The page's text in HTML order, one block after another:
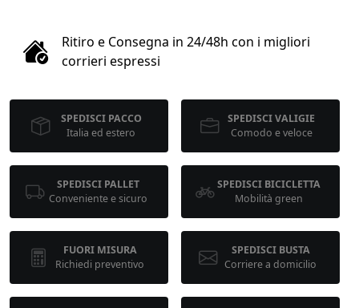
kg
cm
calcola
Ritiro e Consegna in 24/48h con i migliori
corrieri espressi
SPEDISCI PACCO
Italia ed estero
SPEDISCI VALIGIE
Comodo e veloce
SPEDISCI PALLET
Conveniente e sicuro
SPEDISCI BICICLETTA
Mobilità green
FUORI MISURA
Richiedi preventivo
SPEDISCI BUSTA
Corriere a domicilio